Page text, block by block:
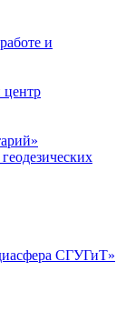
и
СГУГиТ»